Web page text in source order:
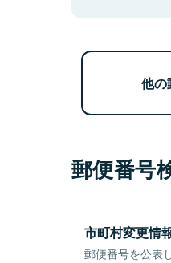
他の
郵便番号
市町村変更情
郵便番号を公表